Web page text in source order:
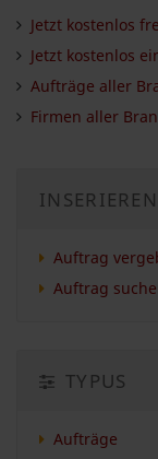
Jetzt kostenlos
Jetzt kostenlos
Aufträge aller
Firmen aller
INSERIEREN
Auftrag
Auftrag
TYPUS
Aufträge